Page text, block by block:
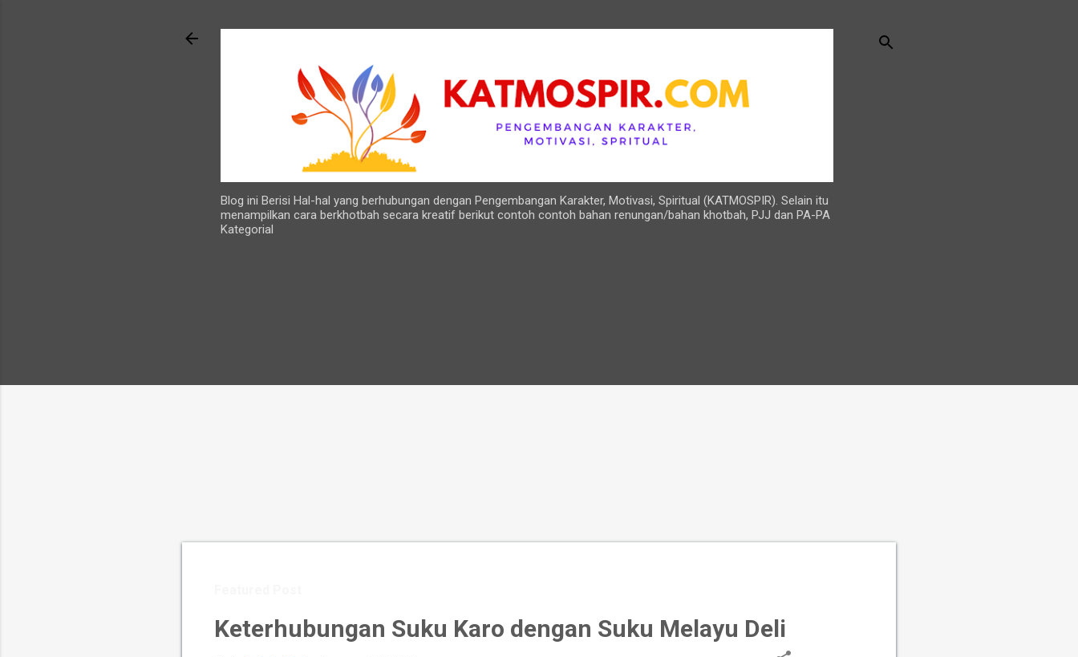
Blog ini Berisi Hal-hal yang berhubungan dengan Pengembangan Karakter, Motivasi, Spiritual (KATMOSPIR). Selain itu
menampilkan cara berkhotbah secara kreatif berikut contoh contoh bahan renungan/bahan khotbah, PJJ dan PA-PA
Kategorial
Keterhubungan Suku Karo dengan Suku Melayu Deli